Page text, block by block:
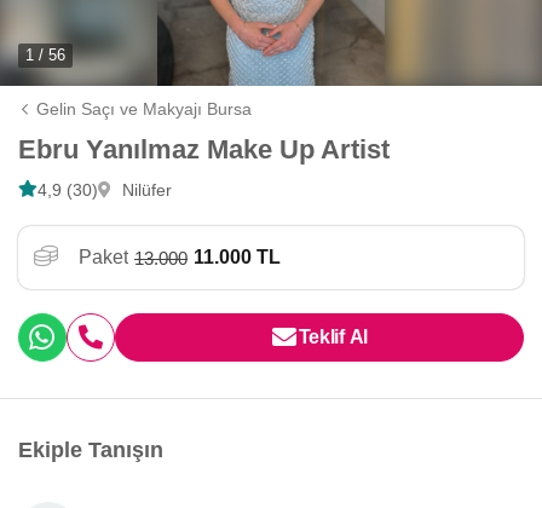
1 / 56
Gelin Saçı ve Makyajı Bursa
Ebru Yanılmaz Make Up Artist
4,9 (30) Nilüfer
Paket 13.000 11.000 TL
Teklif Al
Ekiple Tanışın